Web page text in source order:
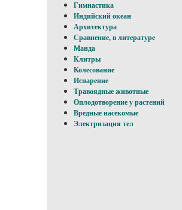
Гимнастика
Индийский океан
Архитектура
Сравнение, в литературе
Манда
Клитры
Колесование
Испарение
Травоядные животные
Оплодотворение у pacтений
Вредные насекомые
Электризация тел